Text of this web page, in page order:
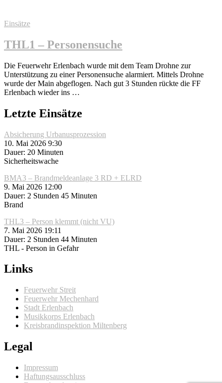
Einsätze
THL1 – Personensuche
Die Feuerwehr Erlenbach wurde mit dem Team Drohne zur
Unterstützung zu einer Personensuche alarmiert. Mittels Drohne
wurde der Main abgeflogen. Nach gut 3 Stunden rückte die FF
Erlenbach wieder ins …
Letzte Einsätze
Absicherung Urbanusprozession
10. Mai 2026 9:30
Dauer: 20 Minuten
Sicherheitswache
BMA3 – Brandmeldeanlage 3 RD + ELRD
9. Mai 2026 12:00
Dauer: 2 Stunden 45 Minuten
Brand
THL3 – Person klemmt (nicht VU)
7. Mai 2026 19:11
Dauer: 2 Stunden 44 Minuten
THL - Person in Gefahr
Links
Feuerwehr Streit
Feuerwehr Mechenhard
Stadt Erlenbach
Musikkorps Erlenbach
Kreisbrandinspektion Miltenberg
Legal
Impressum
Haftungsausschluss